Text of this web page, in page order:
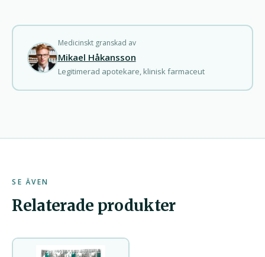
Medicinskt granskad av
Mikael Håkansson
Legitimerad apotekare, klinisk farmaceut
SE ÄVEN
Relaterade produkter